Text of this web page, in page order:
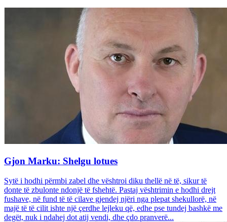
Gjon Marku: Shelgu lotues
Sytë i hodhi përmbi zabel dhe vështroi diku thellë në të, sikur të
donte të zbulonte ndonjë të fshehtë. Pastaj vështrimin e hodhi drejt
fushave, në fund të të cilave gjendej njëri nga plepat shekullorë, në
majë të të cilit ishte një çerdhe lejleku që, edhe pse tundej bashkë me
degët, nuk i ndahej dot atij vendi, dhe çdo pranverë...